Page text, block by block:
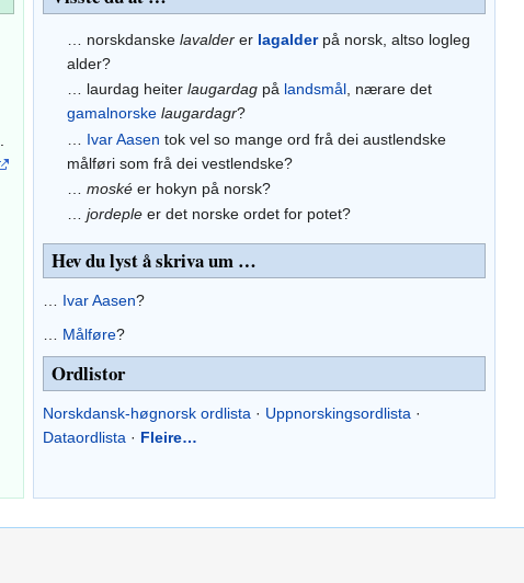
… norskdanskelavalder er lagalderpå norsk, altso logleg
alder?
… laurdag heiterlaugardag på landsmål , nærare det
gamalnorske laugardagr?
Ivar Aasen tok vel so mange ord frå dei austlendske
målføri som frå dei vestlendske?
…moské er hokyn på norsk?
…jordeple er det norske ordet for potet?
Hev du lyst å skriva um …
Ivar Aasen?
Målføre?
Ordlistor
Norskdansk-høgnorsk ordlista · Uppnorskingsordlista ·
Dataordlista · Fleire…